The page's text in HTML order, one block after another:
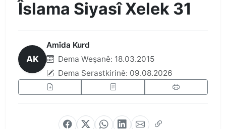
Îslama Siyasî Xelek 31
AK
Amîda Kurd
Dema Weşanê: 18.03.2015
Dema Serastkirinê: 09.08.2026